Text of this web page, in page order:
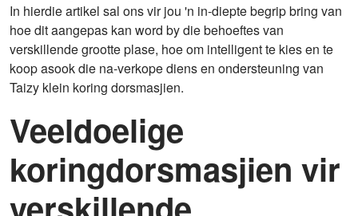
In hierdie artikel sal ons vir jou 'n in-diepte begrip bring van
hoe dit aangepas kan word by die behoeftes van
verskillende grootte plase, hoe om intelligent te kies en te
koop asook die na-verkope diens en ondersteuning van
Taizy klein koring dorsmasjien.
Veeldoelige
koringdorsmasjien vir